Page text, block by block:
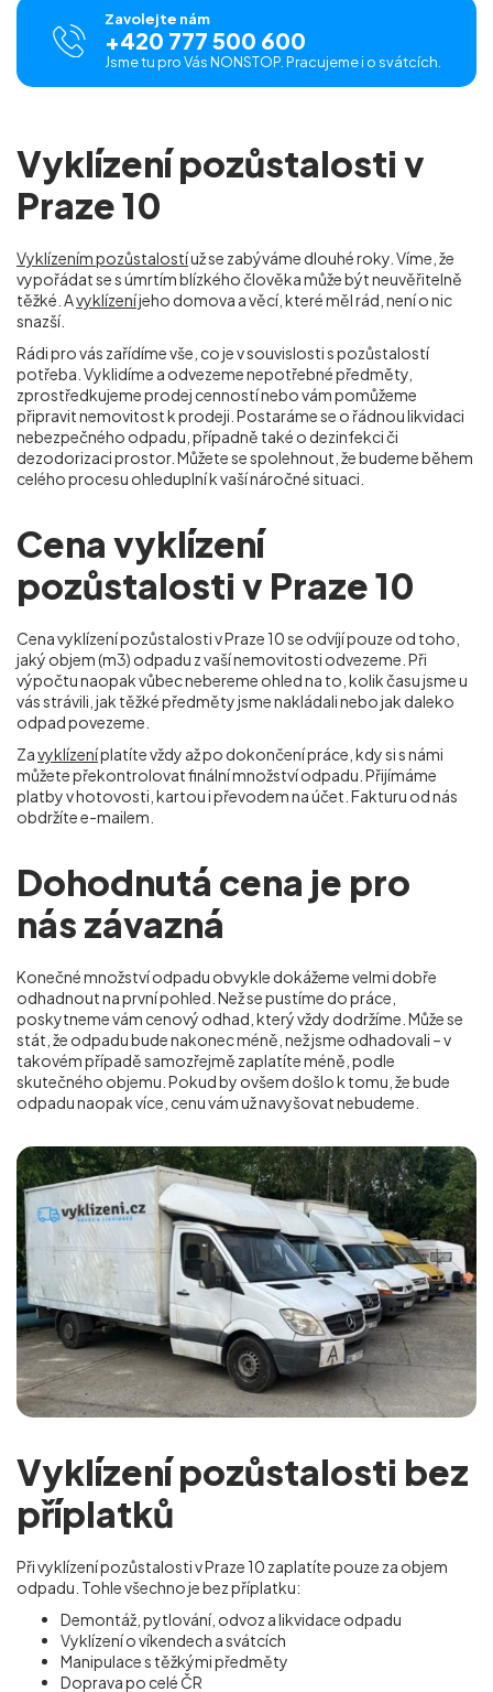
Zavolejte nám
+420 777 500 600
Jsme tu pro Vás NONSTOP. Pracujeme i o svátcích.
Vyklízení pozůstalosti v
Praze 10
Vyklízením pozůstalostíuž se zabýváme dlouhé roky. Víme, že
vypořádat se s úmrtím blízkého člověka může být neuvěřitelně
těžké. Avyklízeníjeho domova a věcí, které měl rád, není o nic
snazší.
Rádi pro vás zařídíme vše, co je v souvislosti s pozůstalostí
potřeba. Vyklidíme a odvezeme nepotřebné předměty,
zprostředkujeme prodej cenností nebo vám pomůžeme
připravit nemovitost k prodeji. Postaráme se o řádnou likvidaci
nebezpečného odpadu, případně také o dezinfekci či
dezodorizaci prostor. Můžete se spolehnout, že budeme během
celého procesu ohleduplní k vaší náročné situaci.
Cena vyklízení
pozůstalosti v Praze 10
Cena vyklízení pozůstalosti v Praze 10se odvíjí pouze od toho,
jaký objem (m3) odpadu z vaší nemovitosti odvezeme. Při
výpočtu naopak vůbec nebereme ohled na to, kolik času jsme u
vás strávili, jak těžké předměty jsme nakládali nebo jak daleko
odpad povezeme.
Zavyklízeníplatíte vždy až po dokončení práce, kdy si s námi
můžete překontrolovat finální množství odpadu. Přijímáme
platby v hotovosti, kartou i převodem na účet. Fakturu od nás
obdržíte e-mailem.
Dohodnutá cena je pro
nás závazná
Konečné množství odpadu obvykle dokážeme velmi dobře
odhadnout na první pohled. Než se pustíme do práce,
poskytneme vám cenový odhad, který vždy dodržíme. Může se
stát, že odpadu bude nakonec méně, než jsme odhadovali – v
takovém případě samozřejmě zaplatíte méně, podle
skutečného objemu. Pokud by ovšem došlo k tomu, že bude
odpadu naopak více, cenu vám už navyšovat nebudeme.
Vyklízení pozůstalosti bez
příplatků
Při vyklízení pozůstalosti v Praze 10 zaplatíte pouze za objem
odpadu. Tohle všechno je bez příplatku:
Demontáž, pytlování, odvoz a likvidace odpadu
Vyklízení o víkendech a svátcích
Manipulace s těžkými předměty
Doprava po celé ČR